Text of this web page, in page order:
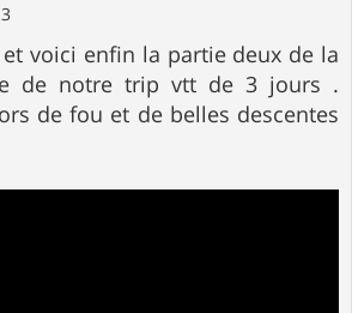
voici enfin la partie deux de la
de notre trip vtt de 3 jours .
de fou et de belles descentes